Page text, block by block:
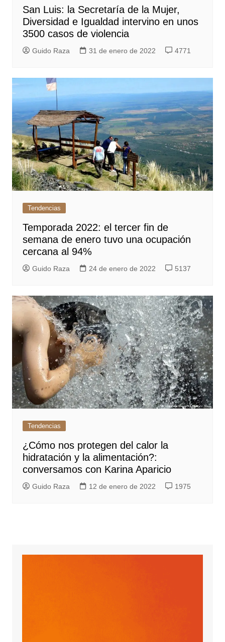
San Luis: la Secretaría de la Mujer,
Diversidad e Igualdad intervino en unos
3500 casos de violencia
Guido Raza 31 de enero de 2022 4771
Tendencias
Temporada 2022: el tercer fin de
semana de enero tuvo una ocupación
cercana al 94%
Guido Raza 24 de enero de 2022 5137
Tendencias
¿Cómo nos protegen del calor la
hidratación y la alimentación?:
conversamos con Karina Aparicio
Guido Raza 12 de enero de 2022 1975